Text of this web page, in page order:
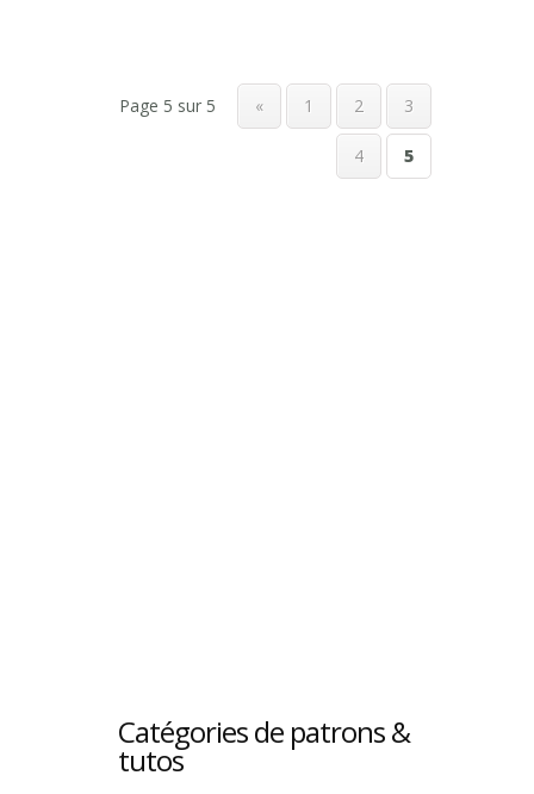
Page 5 sur 5 « 1 2 3
4 5
Catégories de patrons &
tutos